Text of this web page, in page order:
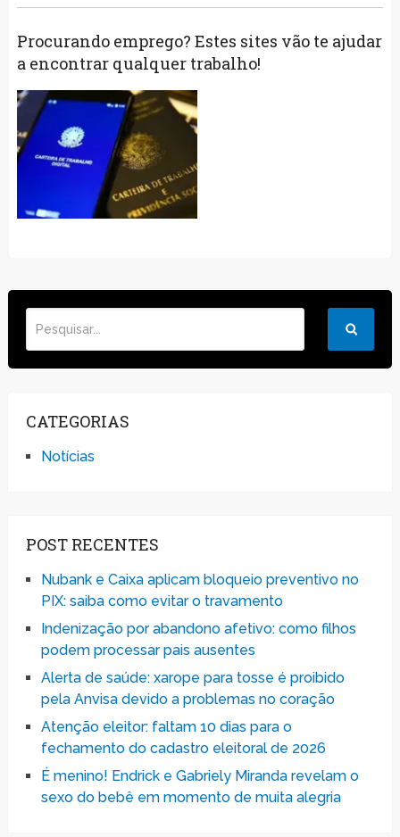
Procurando emprego? Estes sites vão te ajudar
a encontrar qualquer trabalho!
CATEGORIAS
Notícias
POST RECENTES
Nubank e Caixa aplicam bloqueio preventivo no
PIX: saiba como evitar o travamento
Indenização por abandono afetivo: como filhos
podem processar pais ausentes
Alerta de saúde: xarope para tosse é proibido
pela Anvisa devido a problemas no coração
Atenção eleitor: faltam 10 dias para o
fechamento do cadastro eleitoral de 2026
É menino! Endrick e Gabriely Miranda revelam o
sexo do bebê em momento de muita alegria